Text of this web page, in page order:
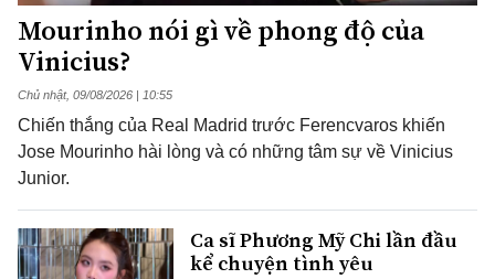
Mourinho nói gì về phong độ của
Vinicius?
Chủ nhật, 09/08/2026 | 10:55
Chiến thắng của Real Madrid trước Ferencvaros khiến
Jose Mourinho hài lòng và có những tâm sự về Vinicius
Junior.
Ca sĩ Phương Mỹ Chi lần đầu
kể chuyện tình yêu